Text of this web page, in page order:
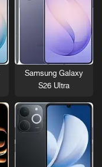
Samsung Galaxy
S26 Ultra